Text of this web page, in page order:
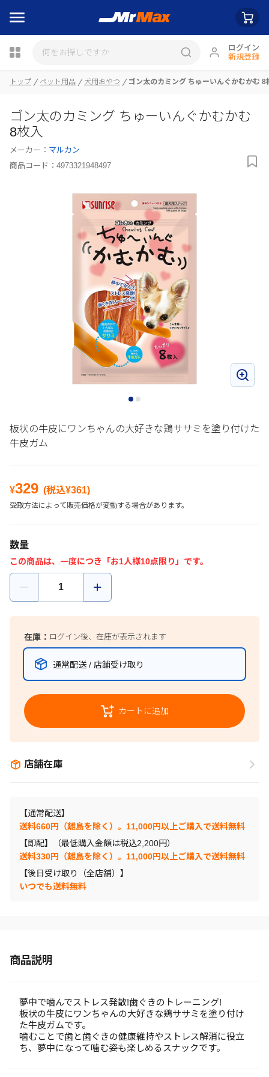
ログイン
新規登録
瓶詰
トップ ペット用品 犬用おやつ ゴン太のカミング ちゅーいんぐかむかむ 8
ゴン太のカミング ちゅーいんぐかむかむ
8枚入
メーカー： マルカン
商品コード： 4973321948497
板状の牛皮にワンちゃんの大好きな鶏ササミを塗り付けた
牛皮ガム
¥329 (税込¥361)
受取方法によって販売価格が変動する場合があります。
数量
この商品は、一度につき「お1人様10点限り」です。
在庫： ログイン後、在庫が表示されます
通常配送 / 店舗受け取り
カートに追加
店舗在庫
【通常配送】
送料660円（離島を除く）。11,000円以上ご購入で送料無料
【即配】（最低購入金額は税込2,200円）
送料330円（離島を除く）。11,000円以上ご購入で送料無料
【後日受け取り（全店舗）】
いつでも送料無料
商品説明
夢中で噛んでストレス発散!歯ぐきのトレーニング!
板状の牛皮にワンちゃんの大好きな鶏ササミを塗り付け
た牛皮ガムです。
噛むことで歯と歯ぐきの健康維持やストレス解消に役立
ち、夢中になって噛む姿も楽しめるスナックです。